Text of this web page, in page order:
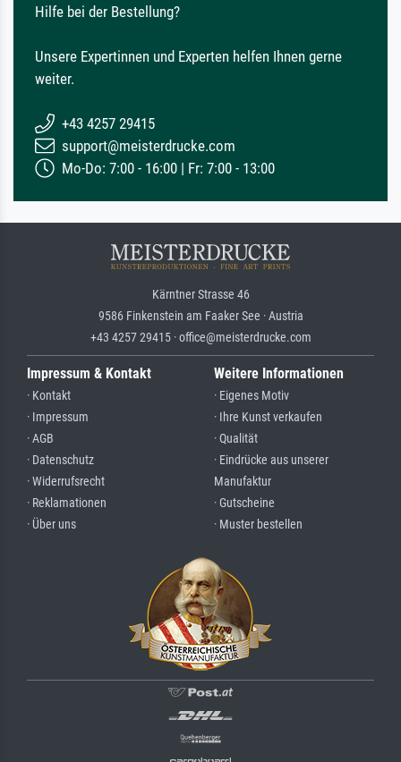
Hilfe bei der Bestellung?
Unsere Expertinnen und Experten helfen Ihnen gerne
weiter.
+43 4257 29415
support@meisterdrucke.com
Mo-Do: 7:00 - 16:00 | Fr: 7:00 - 13:00
Kärntner Strasse 46
9586 Finkenstein am Faaker See · Austria
+43 4257 29415 · office@meisterdrucke.com
Impressum & Kontakt
· Kontakt
· Impressum
· AGB
· Datenschutz
· Widerrufsrecht
· Reklamationen
· Über uns
Weitere Informationen
· Eigenes Motiv
· Ihre Kunst verkaufen
· Qualität
· Eindrücke aus unserer
Manufaktur
· Gutscheine
· Muster bestellen